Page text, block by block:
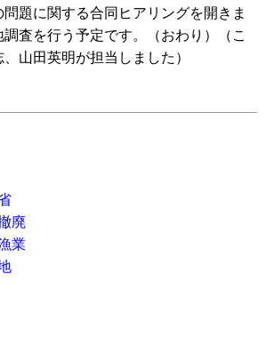
題に関する合同ヒアリングを開きま
査を行う予定です。（おわり）（こ
山田英明が担当しました）
廃
業